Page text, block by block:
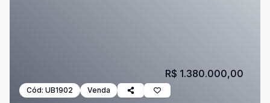
Cód: UB1902 Venda
R$ 1.380.000,00